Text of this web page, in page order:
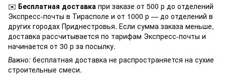
✉️ Бесплатная доставка при заказе от 500 р до отделений
Экспресс-почты в Тирасполе и от 1000 р — до отделений в
других городах Приднестровья. Если сумма заказа меньше,
доставка рассчитывается по тарифам Экспресс-почты и
начинается от 30 р за посылку.
Важно: бесплатная доставка не распространяется на сухие
строительные смеси.